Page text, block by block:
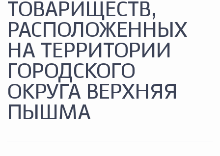
ТОВАРИЩЕСТВ,
РАСПОЛОЖЕННЫХ
НА ТЕРРИТОРИИ
ГОРОДСКОГО
ОКРУГА ВЕРХНЯЯ
ПЫШМА